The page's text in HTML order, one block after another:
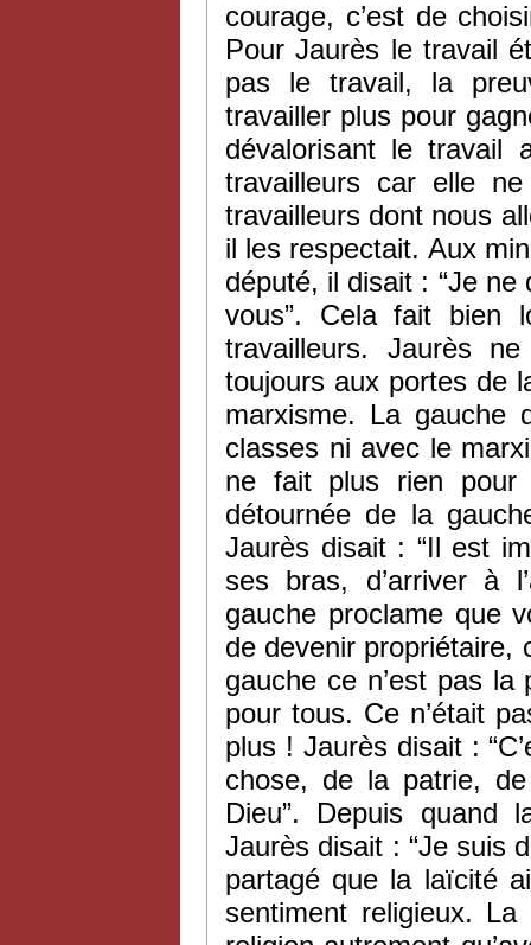
courage, c’est de
Pour Jaurès le travail
pas le travail, la
travailler plus pour
dévalorisant le travail
travailleurs car elle
travailleurs dont nous
il les respectait. Aux
député, il disait : “Je ne
vous”. Cela fait bien
travailleurs. Jaurès
toujours aux portes de
marxisme. La gauche
classes ni avec le
ne fait plus rien pour
détournée de la
Jaurès disait : “Il est
ses bras, d’arriver à
gauche proclame que
de devenir propriétaire,
gauche ce n’est pas la
pour tous. Ce n’était
plus ! Jaurès disait :
chose, de la patrie,
Dieu”. Depuis quand
Jaurès disait : “Je suis
partagé que la laïcité
sentiment religieux. La